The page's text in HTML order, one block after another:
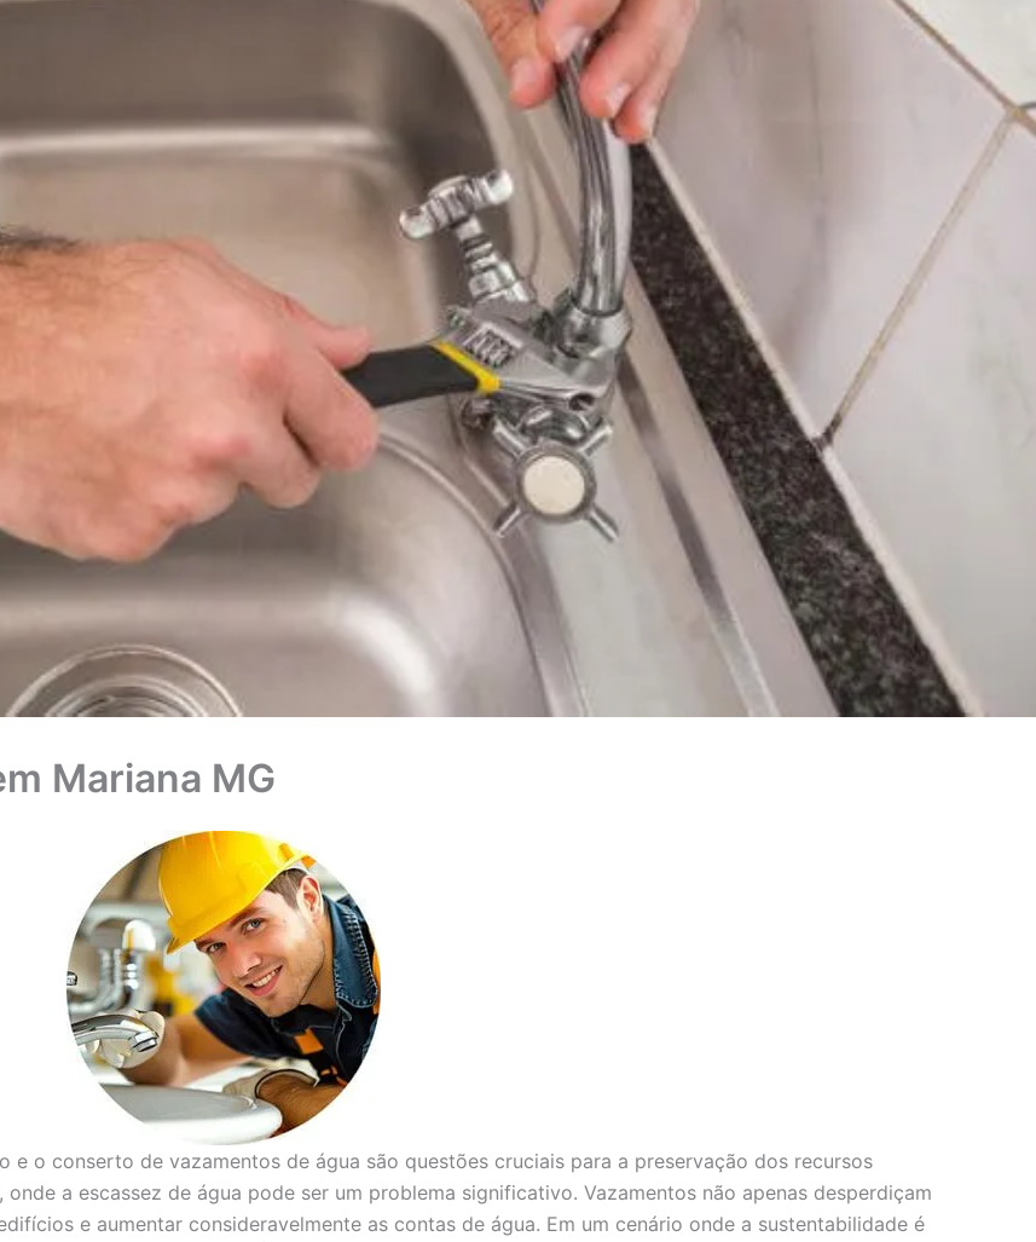
Mariana MG
e o conserto de vazamentos de água são questões cruciais para a preservação dos recursos
a escassez de água pode ser um problema significativo. Vazamentos não apenas desperdiçam
e aumentar consideravelmente as contas de água. Em um cenário onde a sustentabilidade é